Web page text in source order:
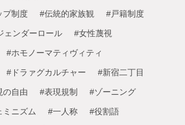
プ制度 #伝統的家族観 #戸籍制度
ェンダーロール #女性蔑視
#ホモノーマティヴィティ
#ドラァグカルチャー #新宿二丁目
の自由 #表現規制 #ゾーニング
ミニズム #一人称 #役割語